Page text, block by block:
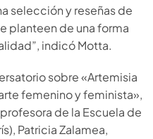
selección y reseñas de
planteen de una forma
indicó Motta.
sobre «Artemisia
femenino y feminista»,
de la Escuela de
Patricia Zalamea,